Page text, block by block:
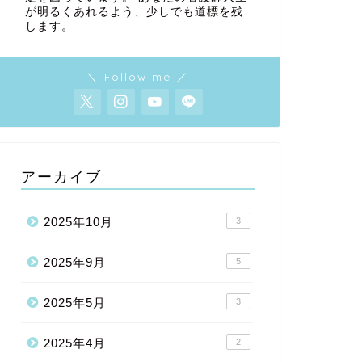
が明るくあれるよう、少しでも道標を残
します。
＼ Follow me ／
アーカイブ
2025年10月 3
2025年9月 5
2025年5月 3
2025年4月 2